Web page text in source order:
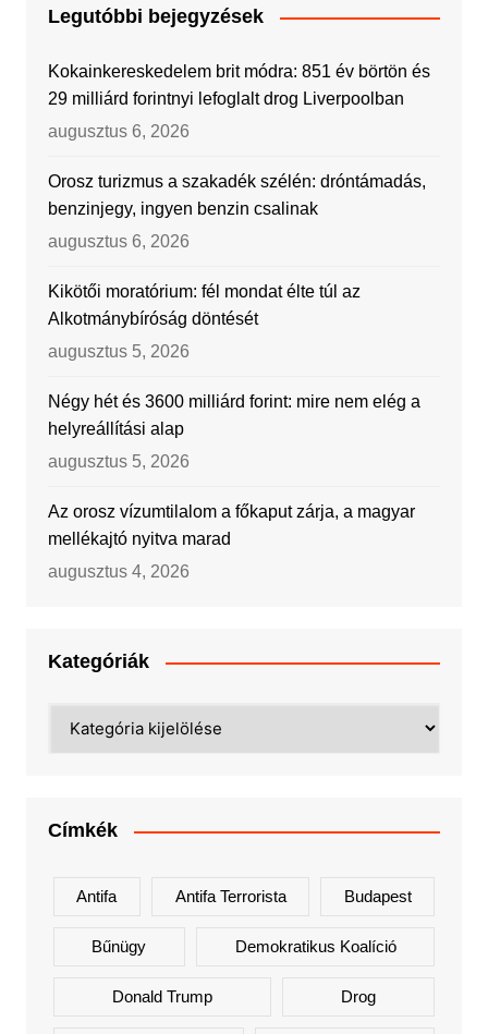
Legutóbbi bejegyzések
Kokainkereskedelem brit módra: 851 év börtön és
29 milliárd forintnyi lefoglalt drog Liverpoolban
augusztus 6, 2026
Orosz turizmus a szakadék szélén: dróntámadás,
benzinjegy, ingyen benzin csalinak
augusztus 6, 2026
Kikötői moratórium: fél mondat élte túl az
Alkotmánybíróság döntését
augusztus 5, 2026
Négy hét és 3600 milliárd forint: mire nem elég a
helyreállítási alap
augusztus 5, 2026
Az orosz vízumtilalom a főkaput zárja, a magyar
mellékajtó nyitva marad
augusztus 4, 2026
Kategóriák
Címkék
Antifa Antifa Terrorista Budapest
Bűnügy Demokratikus Koalíció
Donald Trump Drog